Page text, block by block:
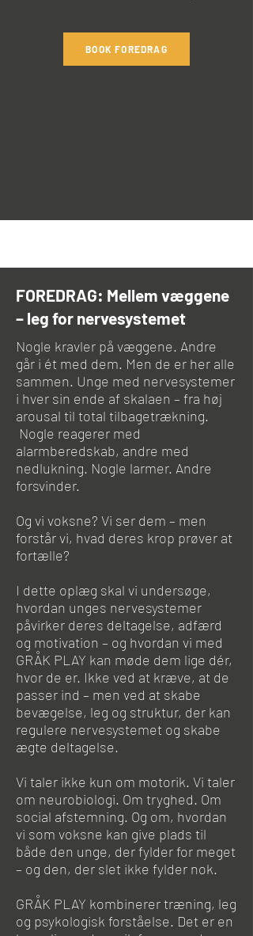
BOOK FOREDRAG
FOREDRAG: Mellem væggene
– leg for nervesystemet
Nogle kravler på væggene. Andre
går i ét med dem. Men de er her alle
sammen. Unge med nervesystemer
i hver sin ende af skalaen – fra høj
arousal til total tilbagetrækning.
Nogle reagerer med
alarmberedskab, andre med
nedlukning. Nogle larmer. Andre
forsvinder.
Og vi voksne? Vi ser dem – men
forstår vi, hvad deres krop prøver at
fortælle?
I dette oplæg skal vi undersøge,
hvordan unges nervesystemer
påvirker deres deltagelse, adfærd
og motivation – og hvordan vi med
GRÅK PLAY kan møde dem lige dér,
hvor de er. Ikke ved at kræve, at de
passer ind – men ved at skabe
bevægelse, leg og struktur, der kan
regulere nervesystemet og skabe
ægte deltagelse.
Vi taler ikke kun om motorik. Vi taler
om neurobiologi. Om tryghed. Om
social afstemning. Og om, hvordan
vi som voksne kan give plads til
både den unge, der fylder for meget
– og den, der slet ikke fylder nok.
GRÅK PLAY kombinerer træning, leg
og psykologisk forståelse. Det er en